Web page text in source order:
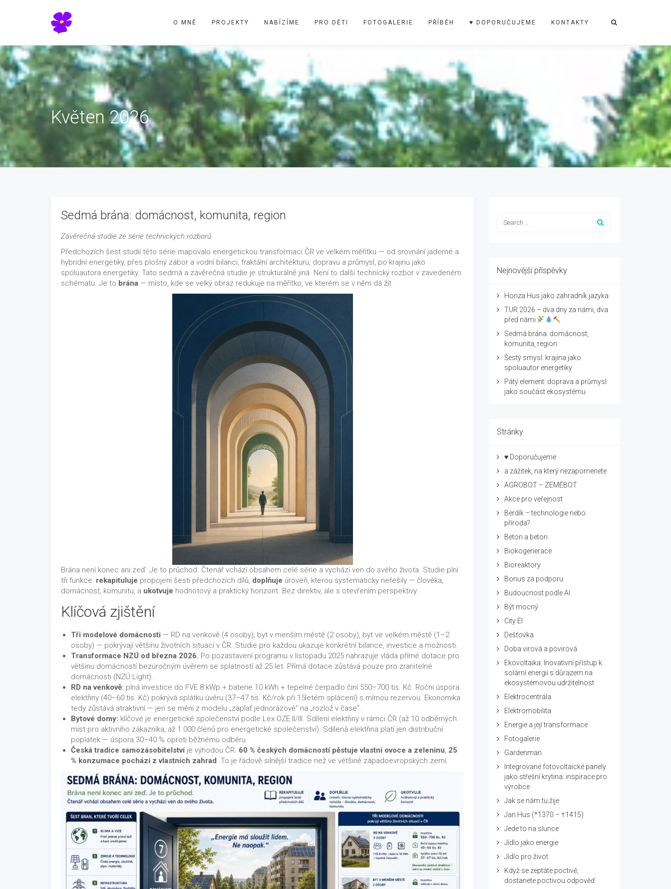
O MNĚ PROJEKTY NABÍZÍME PRO DĚTI FOTOGALERIE PŘÍBĚH ♥ DOPORUČUJEME KONTAKTY
Květen 2026
Sedmá brána: domácnost, komunita, region
Závěrečná studie ze série technických rozborů
Předchozích šest studií této série mapovalo energetickou transformaci ČR ve velkém měřítku — od srovnání jaderné a
hybridní energetiky, přes plošný zábor a vodní bilanci, fraktální architekturu, dopravu a průmysl, po krajinu jako
spoluautora energetiky. Tato sedmá a závěrečná studie je strukturálně jiná. Není to další technický rozbor v zavedeném
schématu. Je to brána — místo, kde se velký obraz redukuje na měřítko, ve kterém se v něm dá žít.
Brána není konec ani zeď. Je to průchod. Čtenář vchází obsahem celé série a vychází ven do svého života. Studie plní
tři funkce: rekapituluje propojení šesti předchozích dílů, doplňuje úroveň, kterou systematicky neřešily — člověka,
domácnost, komunitu, a ukotvuje hodnotový a praktický horizont. Bez direktiv, ale s otevřením perspektivy.
Klíčová zjištění
Tři modelové domácnosti — RD na venkově (4 osoby), byt v menším městě (2 osoby), byt ve velkém městě (1–2
osoby) — pokrývají většinu životních situací v ČR. Studie pro každou ukazuje konkrétní bilance, investice a možnosti.
Transformace NZÚ od března 2026. Po pozastavení programu v listopadu 2025 nahrazuje vláda přímé dotace pro
většinu domácností bezúročným úvěrem se splatností až 25 let. Přímá dotace zůstává pouze pro zranitelné
domácnosti (NZÚ Light).
RD na venkově: plná investice do FVE 8 kWp + baterie 10 kWh + tepelné čerpadlo činí 550–700 tis. Kč. Roční úspora
elektřiny (40–60 tis. Kč) pokrývá splátku úvěru (37–47 tis. Kč/rok při 15letém splácení) s mírnou rezervou. Ekonomika
tedy zůstává atraktivní — jen se mění z modelu „zaplať jednorázově“ na „rozlož v čase“.
Bytové domy: klíčové je energetické společenství podle Lex OZE II/III. Sdílení elektřiny v rámci ČR (až 10 odběrných
míst pro aktivního zákazníka, až 1 000 členů pro energetické společenství). Sdílená elektřina platí jen distribuční
poplatek — úspora 30–40 % oproti běžnému odběru.
Česká tradice samozásobitelstvíje výhodou ČR. 60 % českých domácností pěstuje vlastní ovoce a zeleninu, 25
% konzumace pochází z vlastních zahrad. To je řádově silnější tradice než ve většině západoevropských zemí.
Nejnovější příspěvky
Honza Hus jako zahradník jazyka
TUR 2026 – dva dny za námi, dva
před námi
Sedmá brána: domácnost,
komunita, region
Šestý smysl: krajina jako
spoluautor energetiky
Pátý element: doprava a průmysl
jako součást ekosystému
Stránky
♥ Doporučujeme
a zážitek, na který nezapomenete
AGROBOT – ZEMĚBOT
Akce pro veřejnost
Berdík – technologie nebo
příroda?
Beton a beton
Biokogenerace
Bioreaktory
Bonus za podporu
Budoucnost podle AI
Být mocný
City El
Dešťovka
Doba virová a povirová
Ekovoltaika: Inovativní přístup k
solární energii s důrazem na
ekosystémovou udržitelnost
Elektrocentrála
Elektromobilita
Energie a její transformace
Fotogalerie
Gardenman
Integrované fotovoltaické panely
jako střešní krytina: inspirace pro
výrobce
Jak se nám tu žije
Jan Hus (*1370 – †1415)
Jede to na slunce
Jídlo jako energie
Jídlo pro život
Když se zeptáte poctivě,
dostanete poctivou odpověď